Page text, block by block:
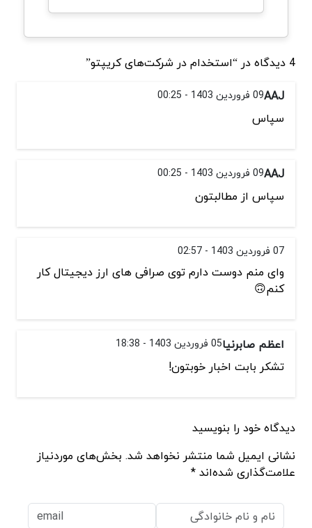
4 دیدگاه در “استخدام در شرکت‌های کریپتو”
AAJ09 فروردین 1403 - 00:25
سپاس
AAJ09 فروردین 1403 - 00:25
سپاس از مطالبتون
07 فروردین 1403 - 02:57
وای منم دوست دارم توی صرافی های ارز دیجیتال کار
کنم🙃
اعظم صابرنیا05 فروردین 1403 - 18:38
تشکر بابت اخبار خوبتون!
دیدگاه خود را بنویسید
نشانی ایمیل شما منتشر نخواهد شد. بخش‌های موردنیاز
علامت‌گذاری شده‌اند *